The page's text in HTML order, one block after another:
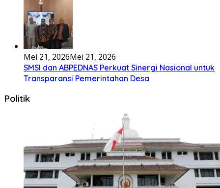
Mei 21, 2026Mei 21, 2026
SMSI dan ABPEDNAS Perkuat Sinergi Nasional untuk
Transparansi Pemerintahan Desa
Politik